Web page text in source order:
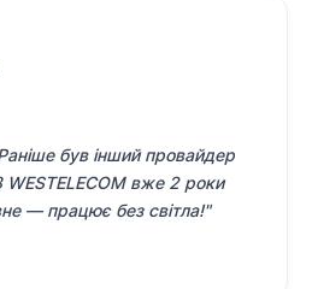
був інший провайдер
WESTELECOM вже 2 роки
— працює без світла!"